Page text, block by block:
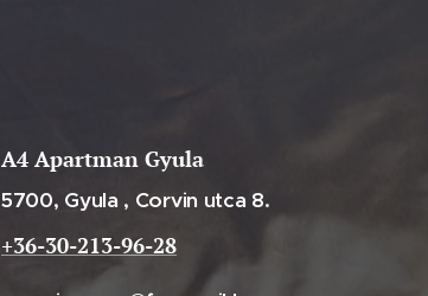
A4 Apartman Gyula
5700, Gyula , Corvin utca 8.
+36-30-213-96-28